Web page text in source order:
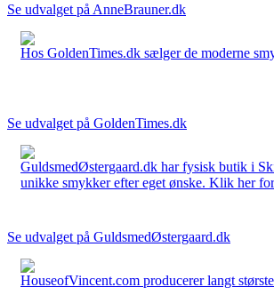
Se udvalget på AnneBrauner.dk
Hos GoldenTimes.dk sælger de moderne
Se udvalget på GoldenTimes.dk
GuldsmedØstergaard.dk har fysisk butik i
unikke smykker efter eget ønske. Klik her
Se udvalget på GuldsmedØstergaard.dk
HouseofVincent.com producerer langt